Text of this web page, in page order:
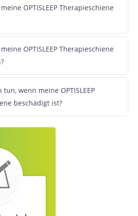
OPTISLEEP Therapieschiene
OPTISLEEP Therapieschiene
tun, wenn meine OPTISLEEP
beschädigt ist?